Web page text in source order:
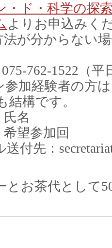
・ド・科学の探
よりお申込みく
からない場合
1522（平日
験者の方は、
結構です。
加回
：
お茶代として